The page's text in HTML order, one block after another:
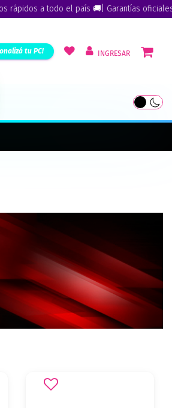
el país 🚚| Garantías oficiales🏅
tu PC! INGRESAR